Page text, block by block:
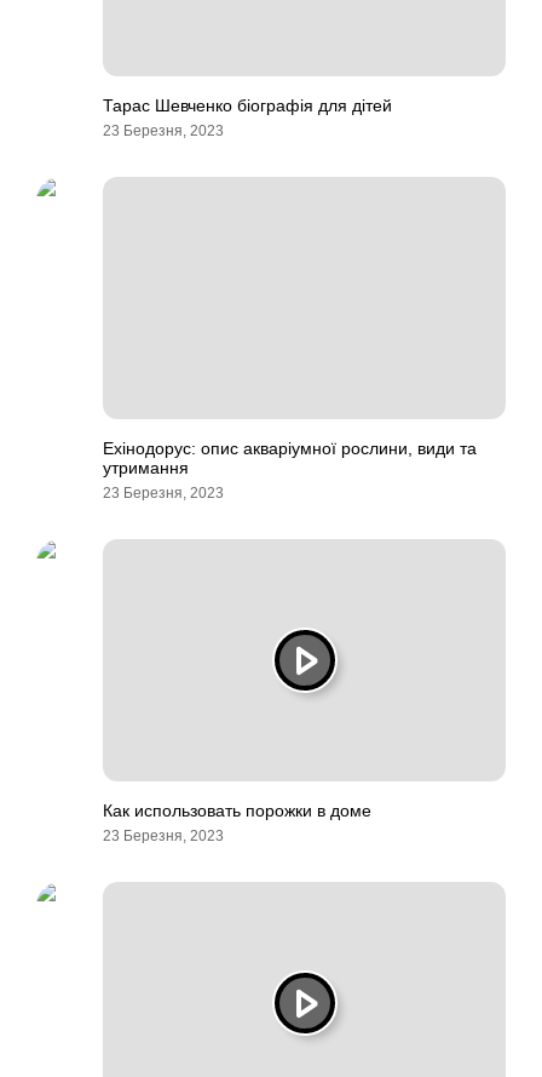
Тарас Шевченко біографія для дітей
23 Березня, 2023
Ехінодорус: опис акваріумної рослини, види та
утримання
23 Березня, 2023
Как использовать порожки в доме
23 Березня, 2023